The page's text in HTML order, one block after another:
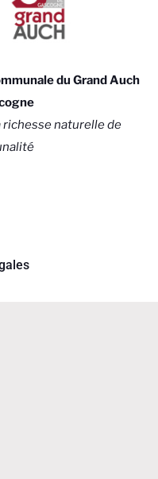
du Grand Auch
richesse naturelle de